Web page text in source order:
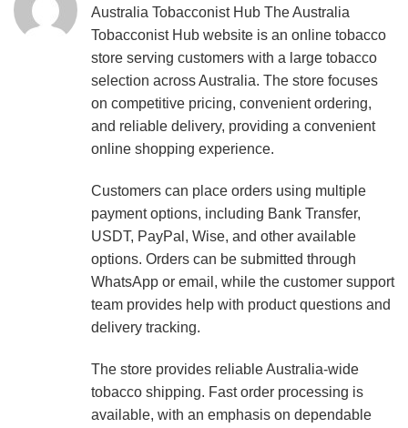
Australia Tobacconist Hub The Australia
Tobacconist Hub website is an online tobacco
store serving customers with a large tobacco
selection across Australia. The store focuses
on competitive pricing, convenient ordering,
and reliable delivery, providing a convenient
online shopping experience.
Customers can place orders using multiple
payment options, including Bank Transfer,
USDT, PayPal, Wise, and other available
options. Orders can be submitted through
WhatsApp or email, while the customer support
team provides help with product questions and
delivery tracking.
The store provides reliable Australia-wide
tobacco shipping. Fast order processing is
available, with an emphasis on dependable